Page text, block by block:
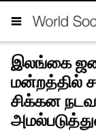
இலங்கை
மன்றத்தில்
சிக்கன